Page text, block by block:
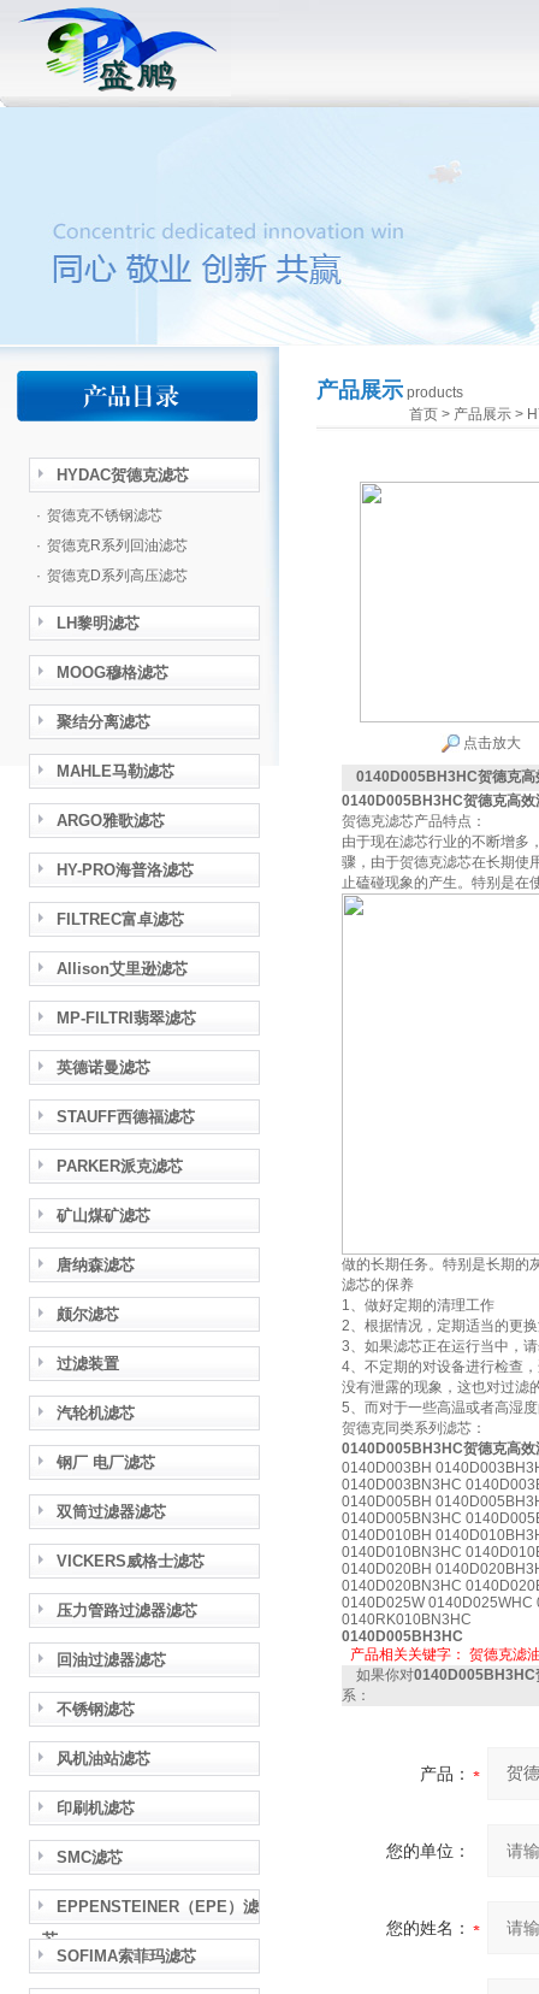
HYDAC贺德克滤芯
· 贺德克不锈钢滤芯
· 贺德克R系列回油滤芯
· 贺德克D系列高压滤芯
LH黎明滤芯
MOOG穆格滤芯
聚结分离滤芯
MAHLE马勒滤芯
ARGO雅歌滤芯
HY-PRO海普洛滤芯
FILTREC富卓滤芯
Allison艾里逊滤芯
MP-FILTRI翡翠滤芯
英德诺曼滤芯
STAUFF西德福滤芯
PARKER派克滤芯
矿山煤矿滤芯
唐纳森滤芯
颇尔滤芯
过滤装置
汽轮机滤芯
钢厂 电厂滤芯
双筒过滤器滤芯
VICKERS威格士滤芯
压力管路过滤器滤芯
回油过滤器滤芯
不锈钢滤芯
风机油站滤芯
印刷机滤芯
SMC滤芯
EPPENSTEINER（EPE）滤
芯
SOFIMA索菲玛滤芯
产品展示products
首页> 产品展示>
点击放大
0140D005BH3HC贺德克
0140D005BH3HC贺德克高
贺德克滤芯产品特点：
由于现在滤芯行业的不断增多
骤，由于贺德克滤芯在长期使
止磕碰现象的产生。特别是在
做的长期任务。特别是长期的
滤芯的保养
1、做好定期的清理工作
2、根据情况，定期适当的更
3、如果滤芯正在运行当中，
4、不定期的对设备进行检查
没有泄露的现象，这也对过滤
5、而对于一些高温或者高湿
贺德克同类系列滤芯：
0140D005BH3HC贺德克高
0140D003BH
0140D003BN3HC
0140D005BH
0140D005BN3HC
0140D010BH
0140D010BN3HC
0140D020BH
0140D020BN3HC
0140D025W
0140RK010BN3HC
0140D005BH3HC
产品相关关键字： 贺德克滤
如果你对0140D005BH3HC
系：
产品：
您的单位：
您的姓名：